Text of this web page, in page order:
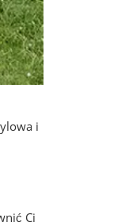
i
Ci